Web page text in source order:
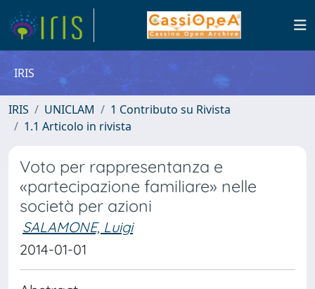
IRIS
IRIS UNICLAM
1 Contributo su Rivista
1.1 Articolo in rivista
Voto per rappresentanza e
«partecipazione familiare» nelle
società per azioni
SALAMONE, Luigi
2014-01-01